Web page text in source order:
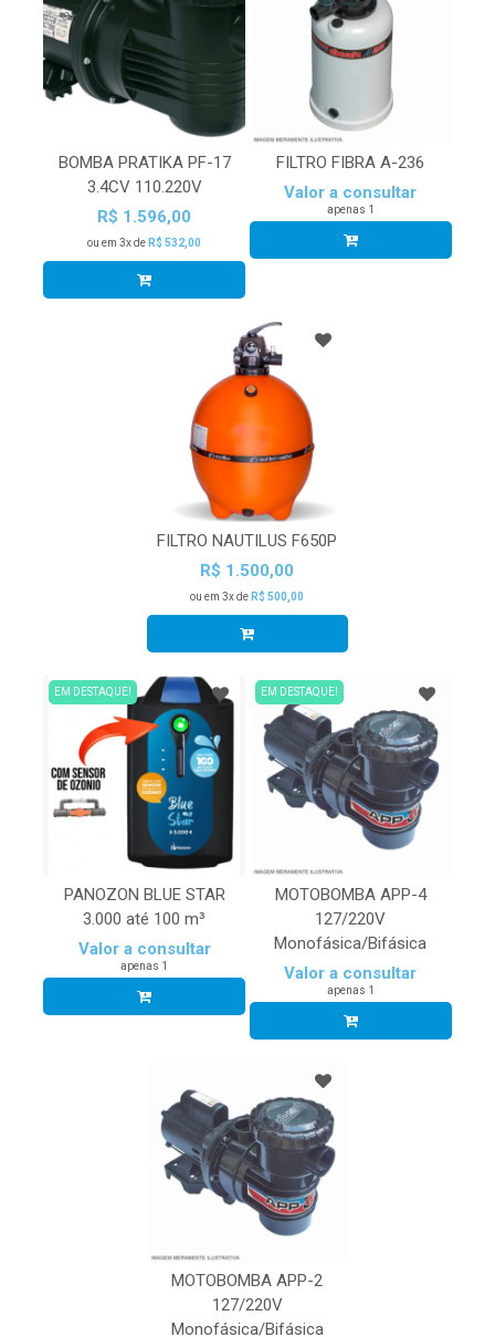
BOMBA PRATIKA PF-17
3.4CV 110.220V
R$ 1.596,00
ou em 3x de R$ 532,00
FILTRO FIBRA A-236
Valor a consultar
apenas 1
FILTRO NAUTILUS F650P
R$ 1.500,00
ou em 3x de R$ 500,00
EM DESTAQUE!
PANOZON BLUE STAR
3.000 até 100 m³
Valor a consultar
apenas 1
EM DESTAQUE!
MOTOBOMBA APP-4
127/220V
Monofásica/Bifásica
Valor a consultar
apenas 1
MOTOBOMBA APP-2
127/220V
Monofásica/Bifásica